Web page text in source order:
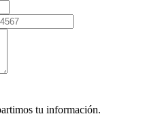
tu información.